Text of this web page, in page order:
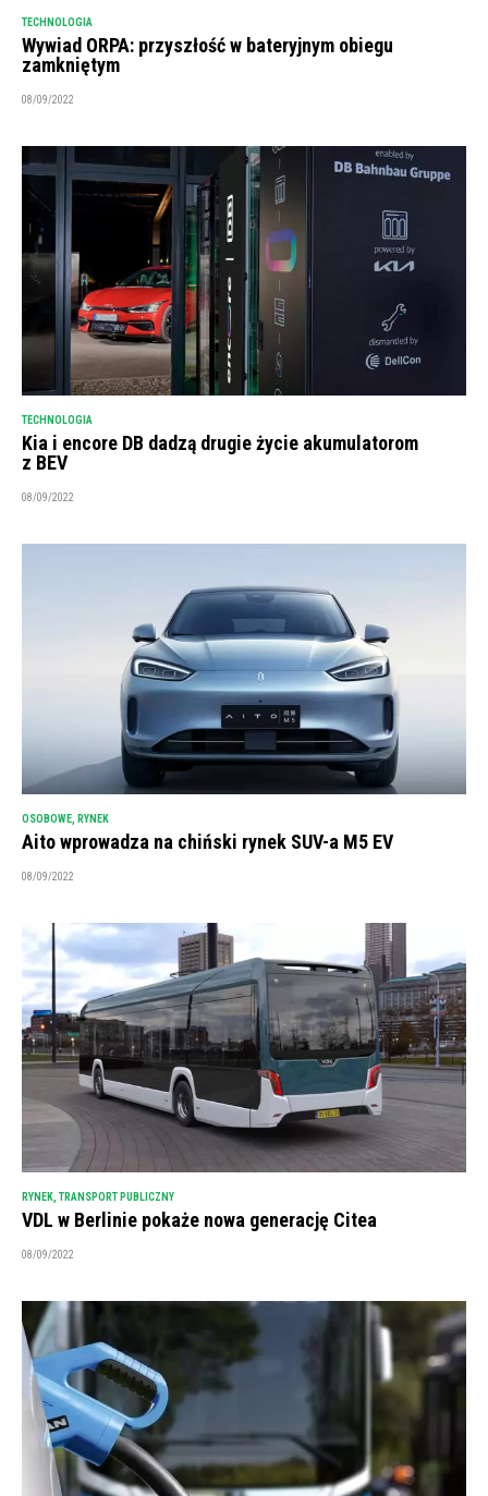
TECHNOLOGIA
Wywiad ORPA: przyszłość w bateryjnym obiegu
zamkniętym
08/09/2022
TECHNOLOGIA
Kia i encore DB dadzą drugie życie akumulatorom
z BEV
08/09/2022
OSOBOWE RYNEK
Aito wprowadza na chiński rynek SUV-a M5 EV
08/09/2022
RYNEK, TRANSPORT PUBLICZNY
VDL w Berlinie pokaże nowa generację Citea
08/09/2022